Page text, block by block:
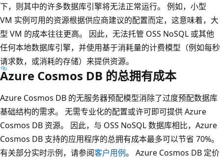
下，则其中的许多数据库引擎将无法正常运行。 例如，小型
VM 实例可用的资源根据供应商建议的配置而定，这意味着，大
型 VM 的成本往往更高。 因此，无法托管 OSS NoSQL 或其他
任何本地数据库引擎，并使用基于消耗量的计费模型（例如每秒
请求数，或消耗的存储）来提供资源。
Azure Cosmos DB 的总拥有成本
Azure Cosmos DB 的无服务器预配模型消除了过度预配数据库
基础结构的需求。 无需专业化的配置或许可即可提供 Azure
Cosmos DB 资源。 因此，与 OSS NoSQL 数据库相比，Azure
Cosmos DB 支持的应用程序的总拥有成本最多可以节省 70%。
有关部分实时示例，请参阅客户用例。 Azure Cosmos DB 定价